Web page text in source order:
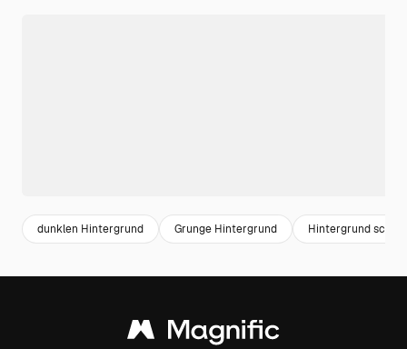
dunklen Hintergrund Grunge Hintergrund Hintergrund